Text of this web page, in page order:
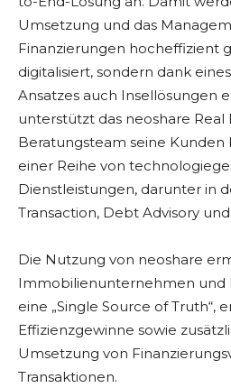
Umsetzung und das
Finanzierungen hocheffizient
digitalisiert, sondern dank
Ansatzes auch Insellösungen
unterstützt das neoshare Real
Beratungsteam seine
einer Reihe von
Dienstleistungen, darunter in
Transaction, Debt Advisory
Die Nutzung von neoshare
Immobilienunternehmen und
eine „Single Source of Truth“,
Effizienzgewinne sowie
Umsetzung von
Transaktionen.